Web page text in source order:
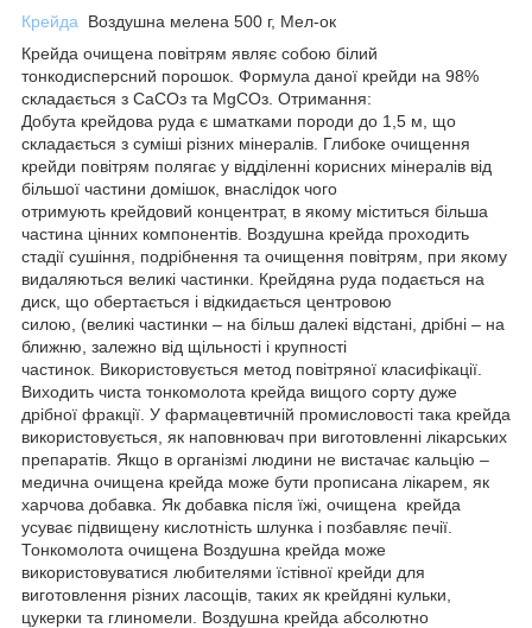
Крейда Воздушна мелена 500 г, Мел-ок
Крейда очищена повітрям являє собою білий
тонкодисперсний порошок. Формула даної крейди на 98%
складається з CaCOз та MgCOз. Отримання:
Добута крейдова руда є шматками породи до 1,5 м, що
складається з суміші різних мінералів. Глибоке очищення
крейди повітрям полягає у відділенні корисних мінералів від
більшої частини домішок, внаслідок чого
отримують крейдовий концентрат, в якому міститься більша
частина цінних компонентів. Воздушна крейда проходить
стадії сушіння, подрібнення та очищення повітрям, при якому
видаляються великі частинки. Крейдяна руда подається на
диск, що обертається і відкидається центровою
силою, (великі частинки – на більш далекі відстані, дрібні – на
ближню, залежно від щільності і крупності
частинок. Використовується метод повітряної класифікації.
Виходить чиста тонкомолота крейда вищого сорту дуже
дрібної фракції. У фармацевтичній промисловості така крейда
використовується, як наповнювач при виготовленні лікарських
препаратів. Якщо в організмі людини не вистачає кальцію –
медична очищена крейда може бути прописана лікарем, як
харчова добавка. Як добавка після їжі, очищена крейда
усуває підвищену кислотність шлунка і позбавляє печії.
Тонкомолота очищена Воздушна крейда може
використовуватися любителями їстівної крейди для
виготовлення різних ласощів, таких як крейдяні кульки,
цукерки та глиномели. Воздушна крейда абсолютно